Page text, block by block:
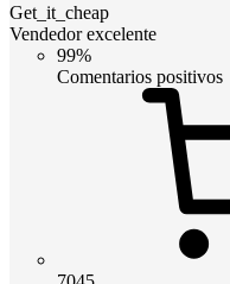
Get_it_cheap
Vendedor excelente
99%
Comentarios positivos